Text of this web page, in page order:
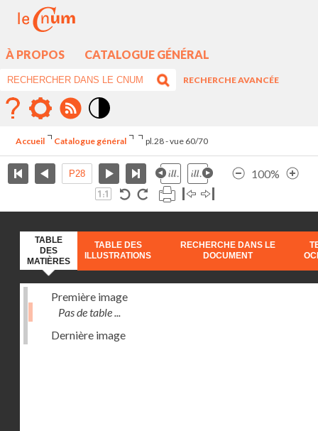
À PROPOS CATALOGUE GÉNÉRAL
RECHERCHE AVANCÉE
élévé
Accueil Catalogue général pl.28 - vue 60/70
100%
TABLE
DES
MATIÈRES
TABLE DES
ILLUSTRATIONS
RECHERCHE DANS LE
DOCUMENT
Première image
Pas de table ...
Dernière image